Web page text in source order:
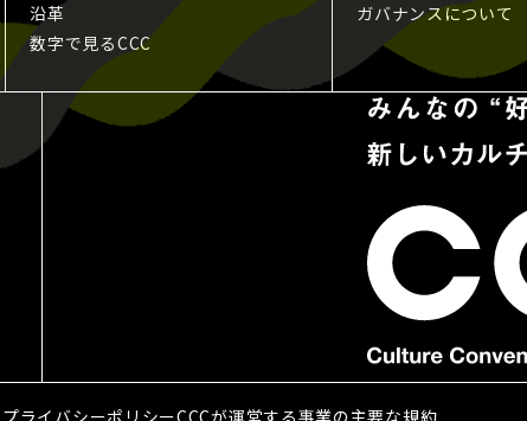
沿革
数字で見るCCC
ガバナンスについて